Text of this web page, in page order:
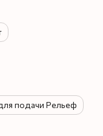
подачи Рельеф